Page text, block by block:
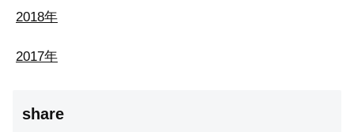
2018年
2017年
share